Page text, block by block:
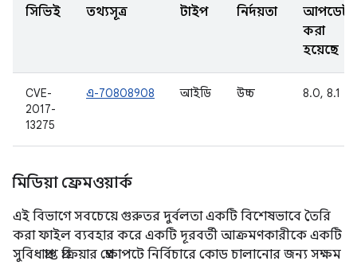
সিভিই তথ্যসূত্র টাইপ নির্দয়তা
আপডেট
করা
হয়েছে
CVE-
2017-
13275
এ-70808908 আইডি উচ্চ 8.0, 8.1
মিডিয়া ফ্রেমওয়ার্ক
এই বিভাগে সবচেয়ে গুরুতর দুর্বলতা একটি বিশেষভাবে তৈরি
করা ফাইল ব্যবহার করে একটি দূরবর্তী আক্রমণকারীকে একটি
সুবিধাপ্রাপ্ত প্রক্রিয়ার প্রেক্ষাপটে নির্বিচারে কোড চালানোর জন্য সক্ষম